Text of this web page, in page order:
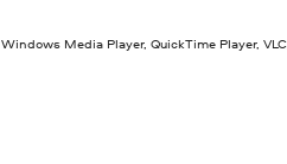
Windows Media Player, QuickTime Player,